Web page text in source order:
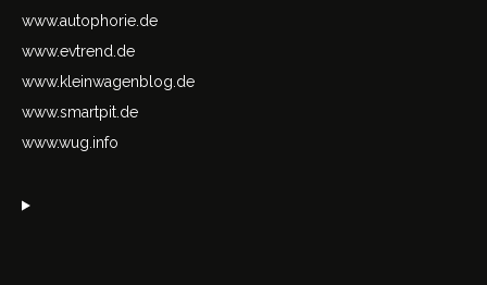
www.autophorie.de
www.evtrend.de
www.kleinwagenblog.de
www.smartpit.de
www.wug.info